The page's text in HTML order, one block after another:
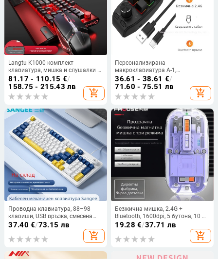
Langtu K1000 комплект
клавиатура, мишка и слушалки –
104 клавиша, жично свързване,
RGB подсветка, механичен суич
81.17 - 110.15 €/
158.75 - 215.43 лв
add_shopping_cart
Персонализирана
макроклавиатура A-1,
едноредова подредба,
програмирани макроси
36.61 - 38.61 €/
71.60 - 75.51 лв
add_shopping_cart
Проводна клавиатура, 88–98
клавиши, USB връзка, смесена
подсветка
37.40 €/73.15 лв
add_shopping_cart
Безжична мишка, 2.4G +
Bluetooth, 1600dpi, 5 бутона, 10 м
обхват, тегло 76 г, съвместима с
19.28 €/37.71 лв
add_shopping_cart